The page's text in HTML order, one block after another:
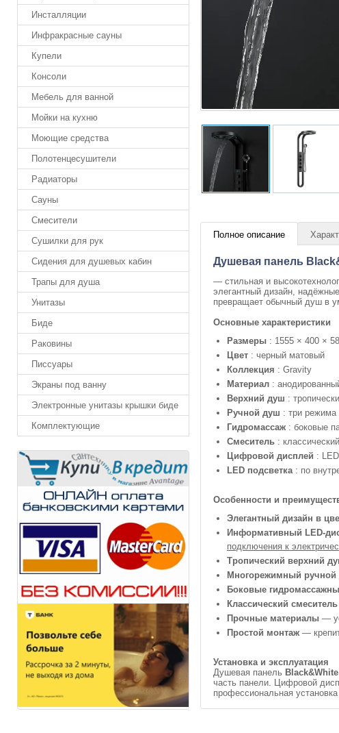
Инсталляции
Инфракрасные сауны
Купели
Консоли
Мебель для ванной
Мойки на кухню
Моющие средства
Полотенцесушители
Радиаторы
Сауны
Смесители
Сушилки для рук
Сидения для душевых кабин
Трапы для душа
Унитазы
Биде
Раковины
Писсуары
Экраны под ванну
Электронные унитазы крышки биде
Комплектующие
Полное описание
Душевая панель
— стильная и
элегантный дизайн,
превращает обычный душ в
Основные характеристики
Размеры : 1555 × 400 ×
Цвет : черный матовый
Коллекция : Gravity
Материал :
Верхний душ :
Ручной душ : три режима
Гидромассаж : боковые
Смеситель :
Цифровой дисплей :
LED подсветка : по
Особенности и
Элегантный дизайн в
Информативный LED-
подключения к
Тропический верхний
Многорежимный ручной
Боковые
Классический смеситель
Прочные материалы —
Простой монтаж —
Установка и эксплуатация
Душевая панель Black&White
часть панели. Цифровой
профессиональная